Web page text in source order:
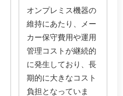
オンプレミス機器の
維持にあたり、メー
カー保守費用や運用
管理コストが継続的
に発生しており、長
期的に大きなコスト
負担となっていま